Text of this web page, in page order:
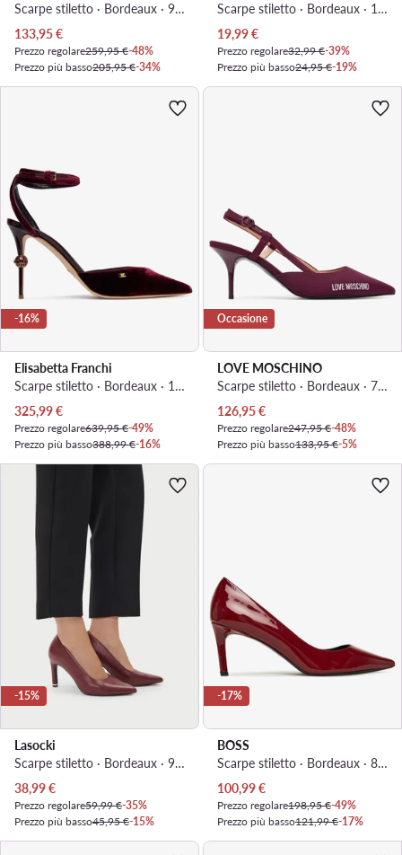
Scarpe stiletto · Bordeaux · 9 cm
Prezzo attuale
133,95€
Prezzo regolare259,95 €-48%
Prezzo più basso205,95 €-34%
Scarpe stiletto · Bordeaux · 10.5 cm
Prezzo attuale
19,99€
Prezzo regolare32,99 €-39%
Prezzo più basso24,95 €-19%
-16%
Elisabetta Franchi
Scarpe stiletto · Bordeaux · 10 cm
Prezzo attuale
325,99€
Prezzo regolare639,95 €-49%
Prezzo più basso388,99 €-16%
Occasione
LOVE MOSCHINO
Scarpe stiletto · Bordeaux · 7.5 cm
Prezzo attuale
126,95€
Prezzo regolare247,95 €-48%
Prezzo più basso133,95 €-5%
-15%
Lasocki
Scarpe stiletto · Bordeaux · 9 cm
Prezzo attuale
38,99€
Prezzo regolare59,99 €-35%
Prezzo più basso45,95 €-15%
-17%
BOSS
Scarpe stiletto · Bordeaux · 8 cm
Prezzo attuale
100,99€
Prezzo regolare198,95 €-49%
Prezzo più basso121,99 €-17%